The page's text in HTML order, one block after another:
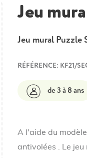
Jeu
Jeu mural Puzzle
RÉFÉRENCE: KF21/
de 3 à 8 ans
A l'aide du
antivolées . Le jeu